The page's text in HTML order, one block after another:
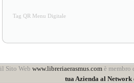
Tag QR Menu Digitale
il Sito Web www.libreriaerasmus.com è
tua Azienda al